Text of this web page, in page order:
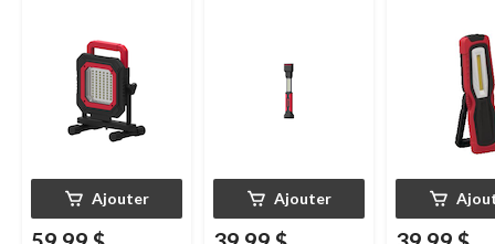
Ajouter Ajouter
400 lumens,